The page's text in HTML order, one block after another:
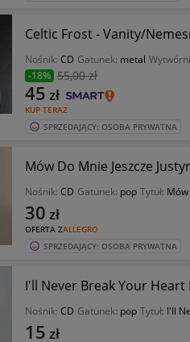
Celtic Frost - Vanity/
Nośnik: CD Gatunek: metal
-18% 55,00 zł
KUP TERAZ
45 zł
SPRZEDAJĄCY: OSOBA PRYWATNA
Mów Do Mnie Jeszcze
Nośnik: CD Gatunek: pop Tytuł:
OFERTA ZALLEGRO
30 zł
SPRZEDAJĄCY: OSOBA PRYWATNA
I'll Never Break Your Heart
Nośnik: CD Gatunek: pop Tytuł: I'll
15 zł